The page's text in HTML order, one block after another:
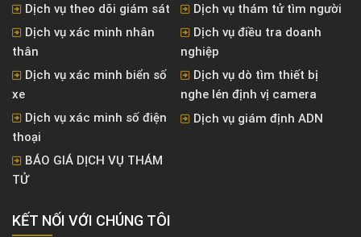
Dịch vụ theo dõi giám sát
Dịch vụ thám tử tìm người
Dịch vụ xác minh nhân
thân
Dịch vụ điều tra doanh
nghiệp
Dịch vụ xác minh biển số
xe
Dịch vụ dò tìm thiết bị
nghe lén định vị camera
Dịch vụ xác minh số điện
thoại
Dịch vụ giám định ADN
BÁO GIÁ DỊCH VỤ THÁM
TỬ
KẾT NỐI VỚI CHÚNG TÔI